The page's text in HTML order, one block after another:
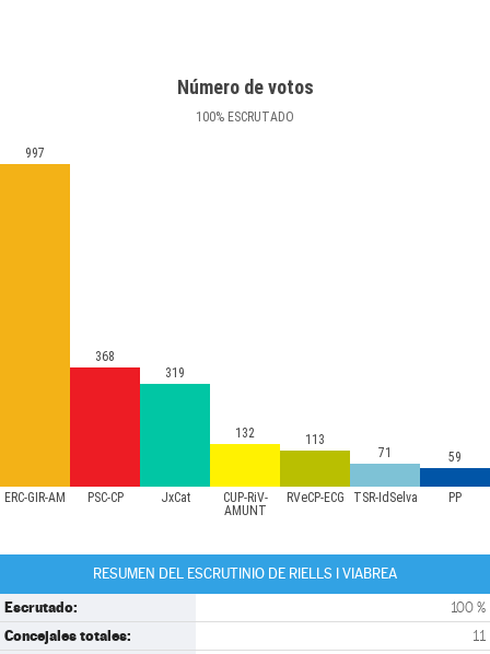
Número de votos
100% ESCRUTADO
ERC-GIR-AM PSC-CP JxCat
CUP-RiV-
AMUNT
RVeCP-ECG TSR-IdSelva PP
997
368
319
132
113
71
59
RESUMEN DEL ESCRUTINIO DE RIELLS I VIABREA
Escrutado: 100 %
Concejales totales: 11